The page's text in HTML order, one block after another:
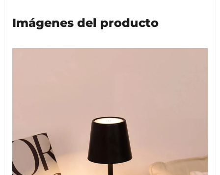
Imágenes del producto